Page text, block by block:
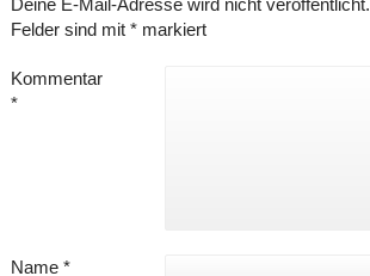
Deine E-Mail-Adresse wird nicht veröffentlicht.
Felder sind mit *markiert
Kommentar
*
Name *